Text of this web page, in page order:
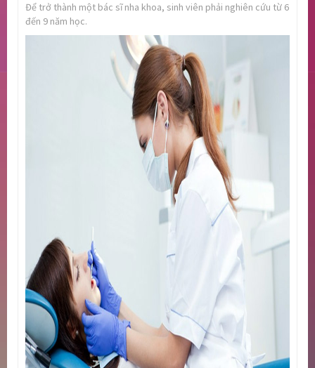
Để trở thành một bác sĩ nha khoa, sinh viên phải nghiên cứu từ 6
đến 9 năm học.